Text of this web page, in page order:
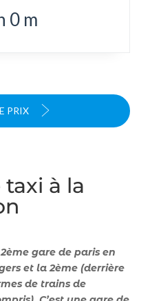
0 m
PRIX
taxi à la
gare de paris en
et la 2ème (derrière
de trains de